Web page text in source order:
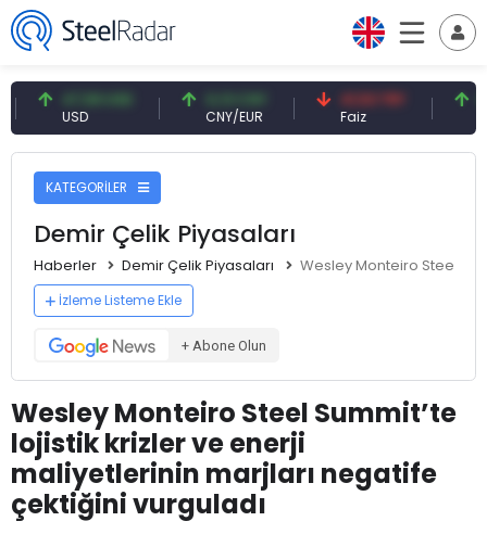
47,59 USD
USD
0,13 CNY
CNY/EUR
41,53 TRY
Faiz
83,27
KATEGORİLER
Demir Çelik Piyasaları
Haberler Demir Çelik Piyasaları Wesley Monteiro Steel
İzleme Listeme Ekle
+ Abone Olun
Wesley Monteiro Steel Summit’te
lojistik krizler ve enerji
maliyetlerinin marjları negatife
çektiğini vurguladı